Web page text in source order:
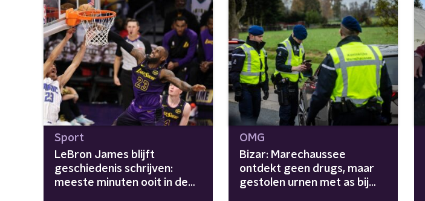
Sport
LeBron James blijft
geschiedenis schrijven:
meeste minuten ooit in de
OMG
Bizar: Marechaussee
ontdekt geen drugs, maar
gestolen urnen met as bij